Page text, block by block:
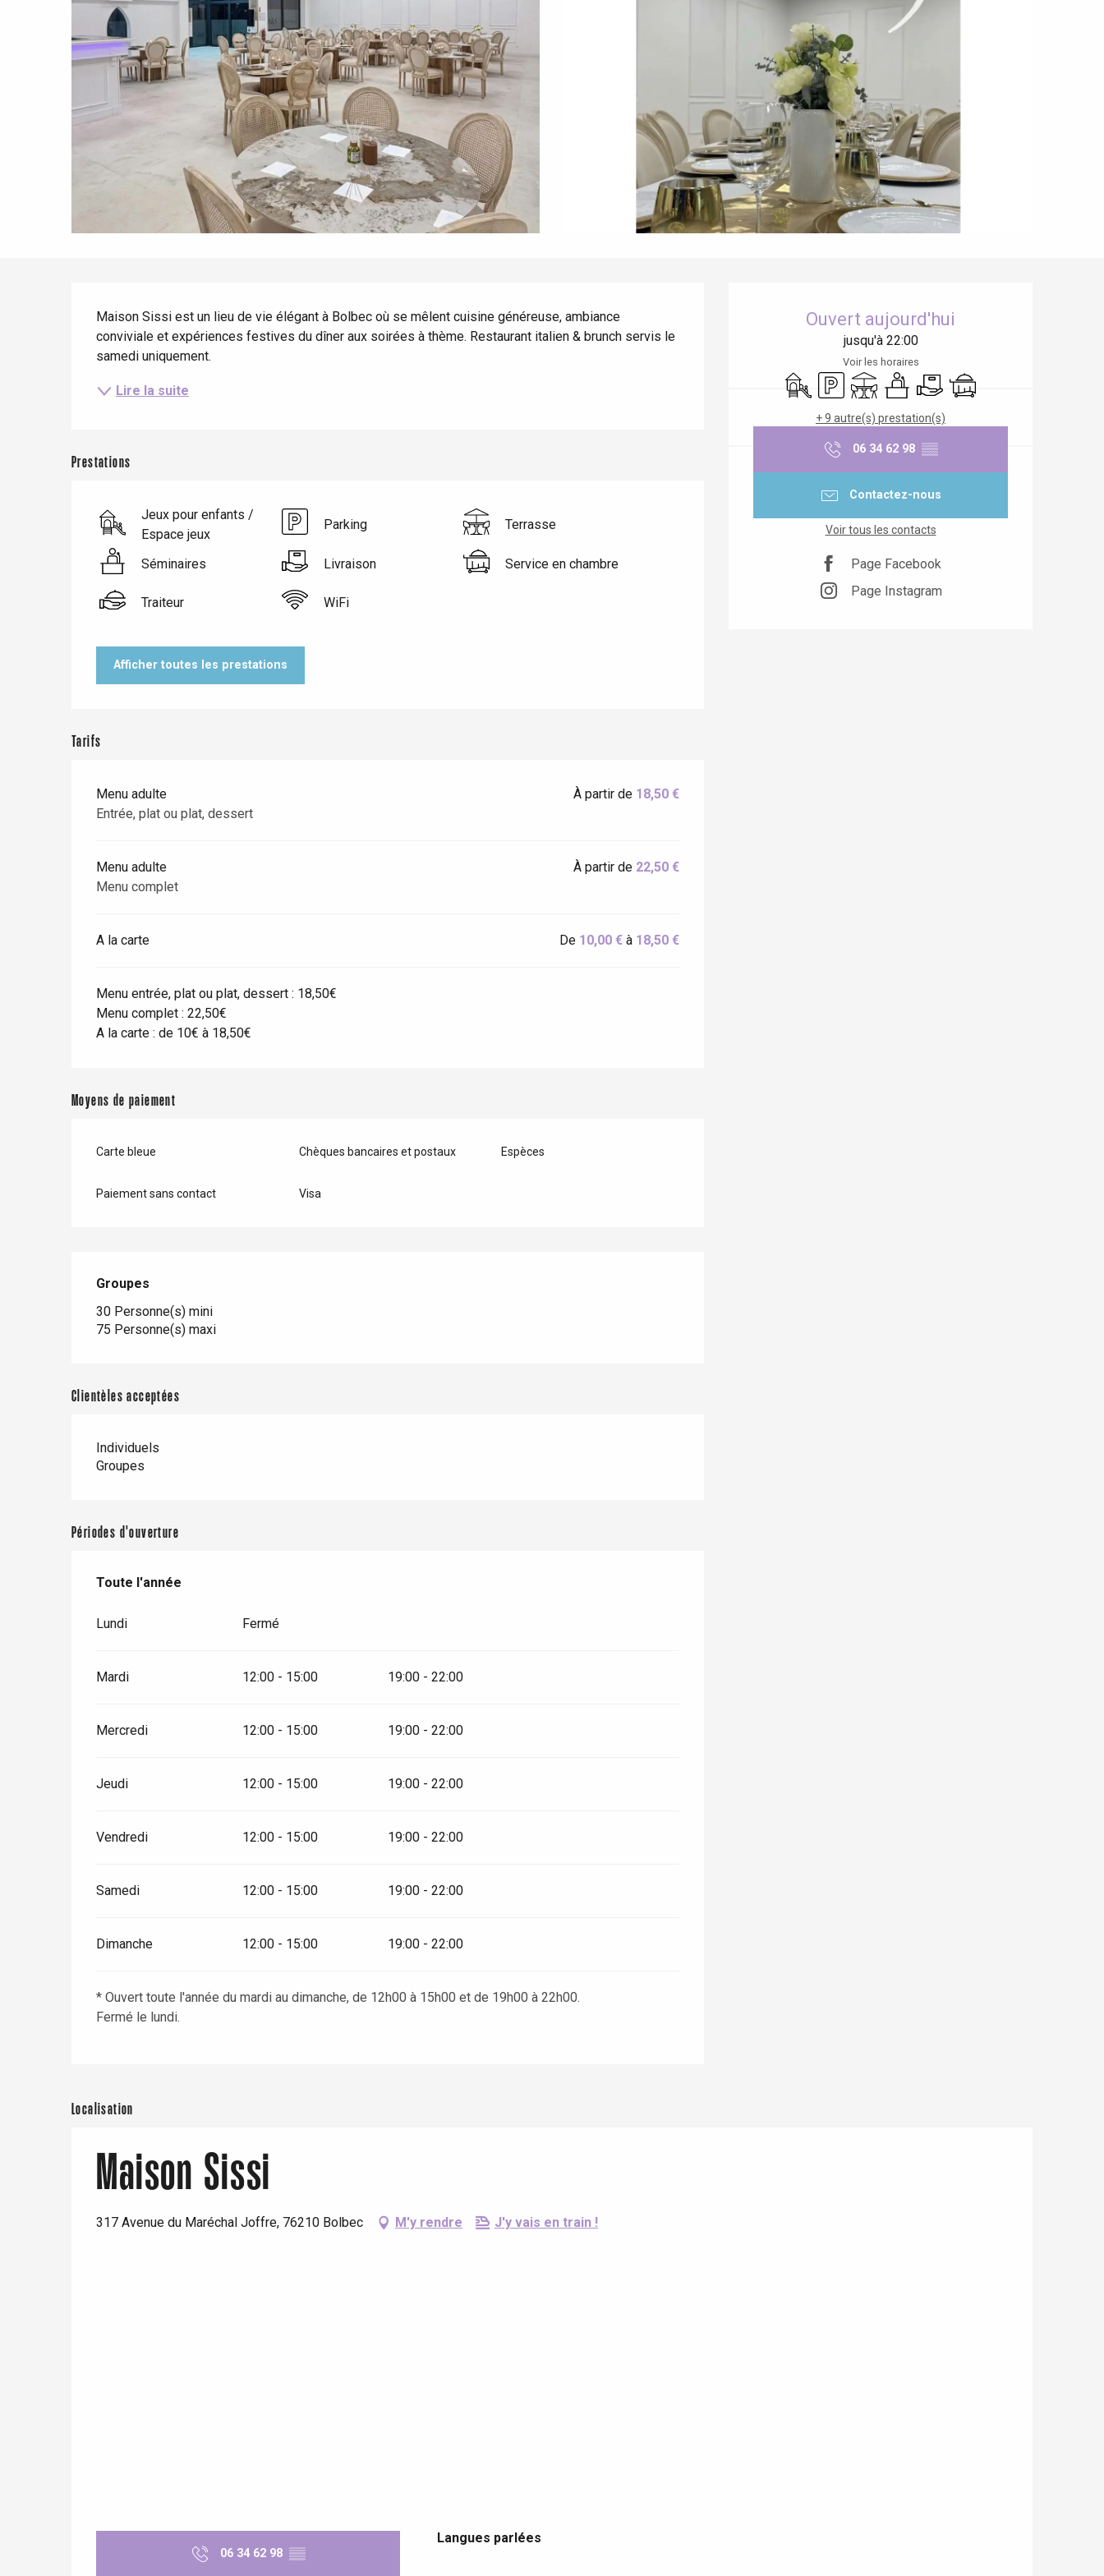
Buchy
Le Tréport
Paris 1h30
Tout l'agenda
Eté
Quand il pleut
Entre amis
Lieux branchés
Meilleurs brunch
Restaurants avec vue
Séjours en bord de
mer
Séjours en train
Ouvert aujourd'hui
jusqu'à 22:00
Voir les horaires
Jeux pour enfants / Espace jeux
ParkingTerrasseSéminairesLivraisonService en chambre
+ 9 autre(s) prestation(s)
06 34 62 98 ▒▒
Contactez-nous
Voir tous les contacts
Page Facebook
Page Instagram
Maison Sissi est un lieu de vie élégant à Bolbec où se mêlent cuisine généreuse, ambiance
conviviale et expériences festives du dîner aux soirées à thème. Restaurant italien & brunch servis le
samedi uniquement.
Lire la suite
Prestations
Jeux pour enfants /
Espace jeux
Parking Terrasse
Séminaires Livraison Service en chambre
Traiteur WiFi
Afficher toutes les prestations
Tarifs
Menu adulte
Entrée, plat ou plat, dessert
À partir de 18,50 €
Menu adulte
Menu complet
À partir de 22,50 €
A la carte De 10,00 € à 18,50 €
Menu entrée, plat ou plat, dessert : 18,50€
Menu complet : 22,50€
A la carte : de 10€ à 18,50€
Moyens de paiement
Carte bleue Chèques bancaires et postaux Espèces
Paiement sans contact Visa
Groupes
Groupes
30 Personne(s) mini
75 Personne(s) maxi
Clientèles acceptées
Individuels
Groupes
Périodes d'ouverture
Toute l'année
Toute l'année
Lundi Fermé
Mardi 12:00 - 15:00 19:00 - 22:00
Mercredi 12:00 - 15:00 19:00 - 22:00
Jeudi 12:00 - 15:00 19:00 - 22:00
Vendredi 12:00 - 15:00 19:00 - 22:00
Samedi 12:00 - 15:00 19:00 - 22:00
Dimanche 12:00 - 15:00 19:00 - 22:00
* Ouvert toute l'année du mardi au dimanche, de 12h00 à 15h00 et de 19h00 à 22h00.
Fermé le lundi.
Localisation
Maison Sissi
317 Avenue du Maréchal Joffre, 76210 Bolbec M'y rendre J'y vais en train !
06 34 62 98 ▒▒
Langues parlées
Langues parlées